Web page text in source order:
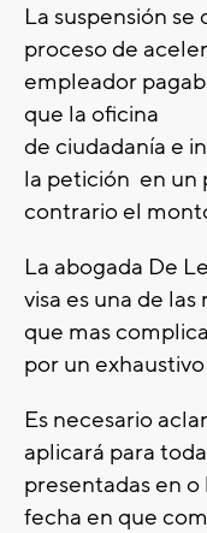
La suspensión
proceso de
empleador
que la oficina
de ciudadanía e
la petición en un
contrario el
La abogada De
visa es una de
que mas
por un
Es necesario
aplicará para
presentadas en o
fecha en que